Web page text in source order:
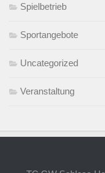
Spielbetrieb
Sportangebote
Uncategorized
Veranstaltung